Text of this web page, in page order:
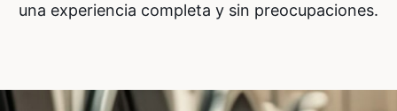
una experiencia completa y sin preocupaciones.